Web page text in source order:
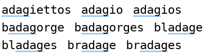
adagiettos adagio adagios
badagorge badagorges bladage
bladages bradage bradages